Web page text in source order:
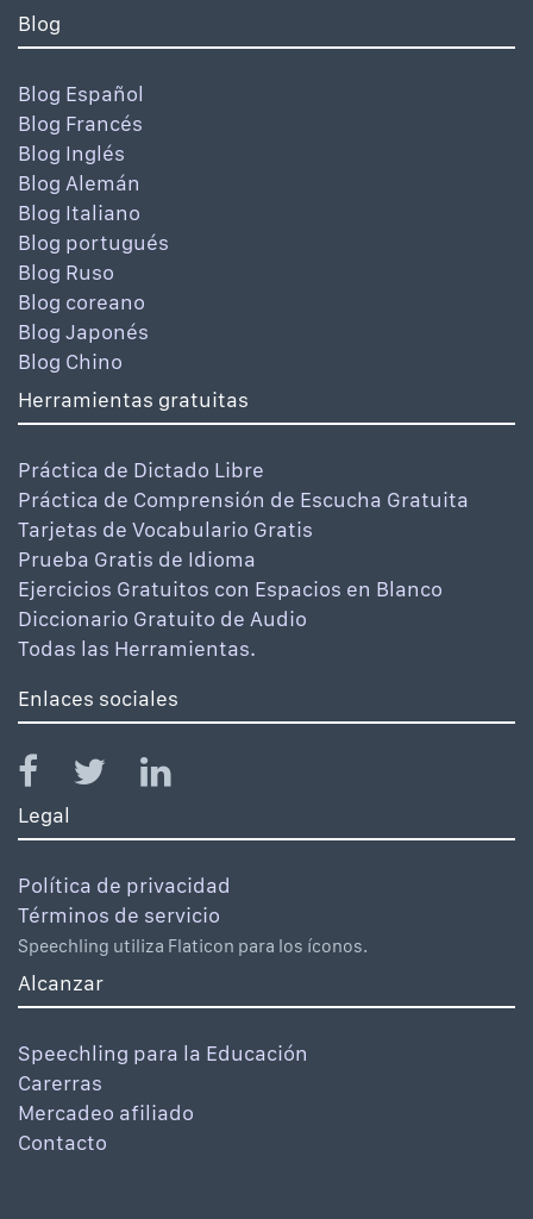
Blog
Blog Español
Blog Francés
Blog Inglés
Blog Alemán
Blog Italiano
Blog portugués
Blog Ruso
Blog coreano
Blog Japonés
Blog Chino
Herramientas gratuitas
Práctica de Dictado Libre
Práctica de Comprensión de Escucha Gratuita
Tarjetas de Vocabulario Gratis
Prueba Gratis de Idioma
Ejercicios Gratuitos con Espacios en Blanco
Diccionario Gratuito de Audio
Todas las Herramientas.
Enlaces sociales
Legal
Política de privacidad
Términos de servicio
Speechling utiliza Flaticon para los íconos.
Alcanzar
Speechling para la Educación
Carerras
Mercadeo afiliado
Contacto